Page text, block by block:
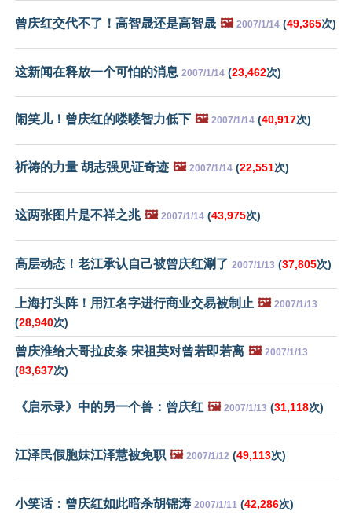
曾庆红交代不了！高智晟还是高智晟 🖼️ 2007/1/14 (49,365次)
这新闻在释放一个可怕的消息 2007/1/14 (23,462次)
闹笑儿！曾庆红的喽喽智力低下 🖼️ 2007/1/14 (40,917次)
祈祷的力量 胡志强见证奇迹 🖼️ 2007/1/14 (22,551次)
这两张图片是不祥之兆 🖼️ 2007/1/14 (43,975次)
高层动态！老江承认自己被曾庆红涮了 2007/1/13 (37,805次)
上海打头阵！用江名字进行商业交易被制止 🖼️ 2007/1/13
(28,940次)
曾庆淮给大哥拉皮条 宋祖英对曾若即若离 🖼️ 2007/1/13
(83,637次)
《启示录》中的另一个兽：曾庆红 🖼️ 2007/1/13 (31,118次)
江泽民假胞妹江泽慧被免职 🖼️ 2007/1/12 (49,113次)
小笑话：曾庆红如此暗杀胡锦涛 2007/1/11 (42,286次)